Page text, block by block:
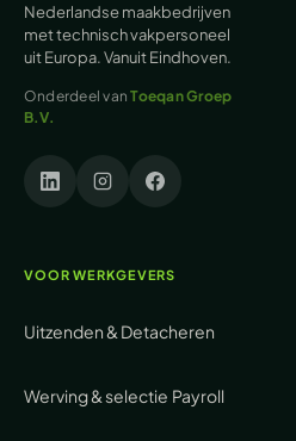
Nederlandse maakbedrijven
met technisch vakpersoneel
uit Europa. Vanuit Eindhoven.
Onderdeel vanToeqan Groep
B.V.
VOOR WERKGEVERS
Uitzenden & Detacheren
Werving & selectie Payroll